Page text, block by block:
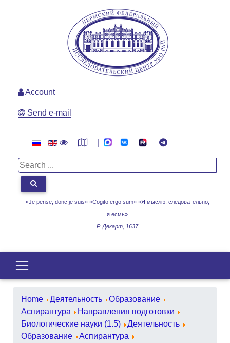
«Je pense, donc je suis» «Cogito ergo sum» «Я мыслю, следовательно,
я есмь»
Р. Декарт, 1637
Account
Send e-mail
Home Деятельность
Образование
Аспирантура
Направления подготовки
Биологические науки (1.5)
Деятельность
Образование
Аспирантура